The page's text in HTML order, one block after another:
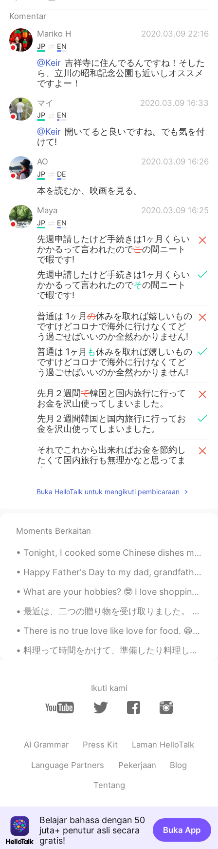
Komentar
Mariko H
2020.03.09 22:16
JP EN
@Keir 吉祥寺に住んでるんですね！そした
ら、立川の昭和記念公園も近いしオススメ
ですよー！
マイ 2020.03.09 16:33
JP EN
@Keir 開いてると良いですね。でも気を付
けて!
AO 2020.03.09 16:26
JP DE
本を読むか、映画を見る。
Maya 2020.03.09 16:25
JP EN
先週申請したけど手続きは1ヶ月くらい
かかるって言われたのでこの間ニート
で暇です!
先週申請したけど手続きは1ヶ月くらい
かかるって言われたのでその間ニート
で暇です!
普通は 1ヶ月の休みを取れば嬉しいもの
ですけどコロナで海外に行けなくてど
う過ごせばいいのか全然わかりません!
普通は 1ヶ月 も休みを取れば嬉しいもの
ですけどコロナで海外に行けなくてど
う過ごせばいいのか全然わかりません!
先月２週間で韓国と国内旅行に行って
お金を沢山使ってしまいました。
先月２週間韓国と国内旅行に行ってお
金を沢山使ってしまいました。
それでこれから出来ればお金を節約し
たくて国内旅行も無理かなと思ってま
す。
したくて、でも国内旅行も無理かなと
mayu
私も同じ状況なのでこのコメント欄を一緒
に参考にさせて頂きます😅
Keir 2020.03.09 16:22
@Yusaku 😂
2020.03.09 16:21
EN JP
ります! でもひきこもりになっちゃうかな
@マイえ、そうなんですか?? 明日確認し
す😊
Yusaku 2020.03.09 16:18
Buka HelloTalk untuk mengikuti pembicaraan
Moments Berkaitan
Tonight, I cooked some Chinese dishes my friends taught me...it tastes surprisingly good! haha 😉 ...
Happy Father's Day to my dad, grandfather and step-dad. It was good to see them before coming ba...
What are your hobbies? 🤓 I love shopping, especially for stationary and anything electronic! I al...
最近は、二つの贈り物を受け取りました。 贈り物は蝋燭と茶碗です。蝋燭は、両親によって沖縄で疲れました。中に貝がたくさん入っています!茶碗は、台湾の友達のお土産です。２頭の海豚が茶碗の中で泳いでい...
There is no true love like love for food. 😁😂🤤☺️ 음식에 대한 사랑처럼 진실된 사랑은 없다. 들어 옮길 수 있는 양보다 많이 먹지 말라...
料理って時間をかけて、準備したり料理したりするのにすごく時間がかかるけど、食べたら一瞬で終わるって感じじゃない？ ちゃんと準備をしても、結果がハズレだったこともあるし、思ったより美味しかったこと...
Ikuti kami
AI Grammar Press Kit Laman HelloTalk
Language Partners Pekerjaan Blog
Tentang
Belajar bahasa dengan 50
juta+ penutur asli secara
gratis!
Buka App